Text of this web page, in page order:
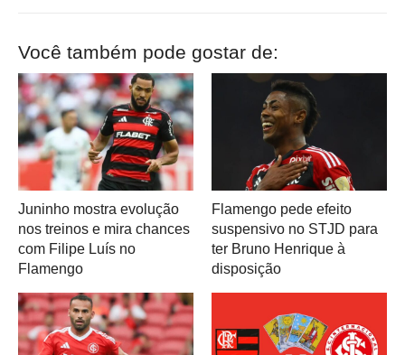
Você também pode gostar de:
Juninho mostra evolução
nos treinos e mira chances
com Filipe Luís no
Flamengo
Flamengo pede efeito
suspensivo no STJD para
ter Bruno Henrique à
disposição